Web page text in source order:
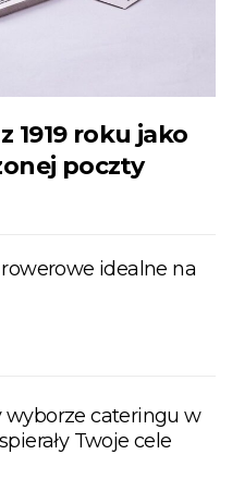
1919 roku jako
poczty
idealne na
wyborze cateringu w
Twoje cele